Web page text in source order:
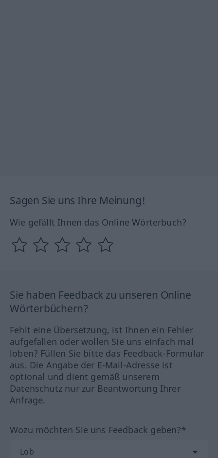
Sagen Sie uns Ihre Meinung!
Wie gefällt Ihnen das Online Wörterbuch?
Sie haben Feedback zu unseren Online
Wörterbüchern?
Fehlt eine Übersetzung, ist Ihnen ein Fehler
aufgefallen oder wollen Sie uns einfach mal
loben? Füllen Sie bitte das Feedback-Formular
aus. Die Angabe der E-Mail-Adresse ist
optional und dient gemäß unserem
Datenschutz nur zur Beantwortung Ihrer
Anfrage.
Wozu möchten Sie uns Feedback geben?*